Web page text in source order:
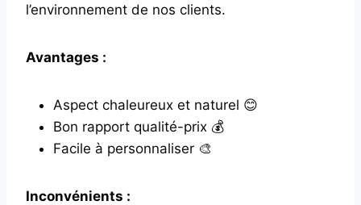
l’environnement de nos clients.
Avantages :
Aspect chaleureux et naturel 😊
Bon rapport qualité-prix 💰
Facile à personnaliser 🎨
Inconvénients :